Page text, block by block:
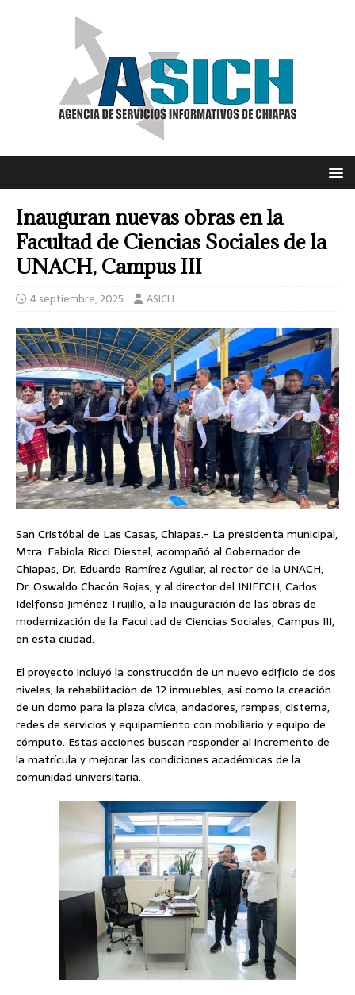
Inauguran nuevas obras en la
Facultad de Ciencias Sociales de la
UNACH, Campus III
4 septiembre, 2025 ASICH
San Cristóbal de Las Casas, Chiapas.- La presidenta municipal,
Mtra. Fabiola Ricci Diestel, acompañó al Gobernador de
Chiapas, Dr. Eduardo Ramírez Aguilar, al rector de la UNACH,
Dr. Oswaldo Chacón Rojas, y al director del INIFECH, Carlos
Idelfonso Jiménez Trujillo, a la inauguración de las obras de
modernización de la Facultad de Ciencias Sociales, Campus III,
en esta ciudad.
El proyecto incluyó la construcción de un nuevo edificio de dos
niveles, la rehabilitación de 12 inmuebles, así como la creación
de un domo para la plaza cívica, andadores, rampas, cisterna,
redes de servicios y equipamiento con mobiliario y equipo de
cómputo. Estas acciones buscan responder al incremento de
la matrícula y mejorar las condiciones académicas de la
comunidad universitaria.